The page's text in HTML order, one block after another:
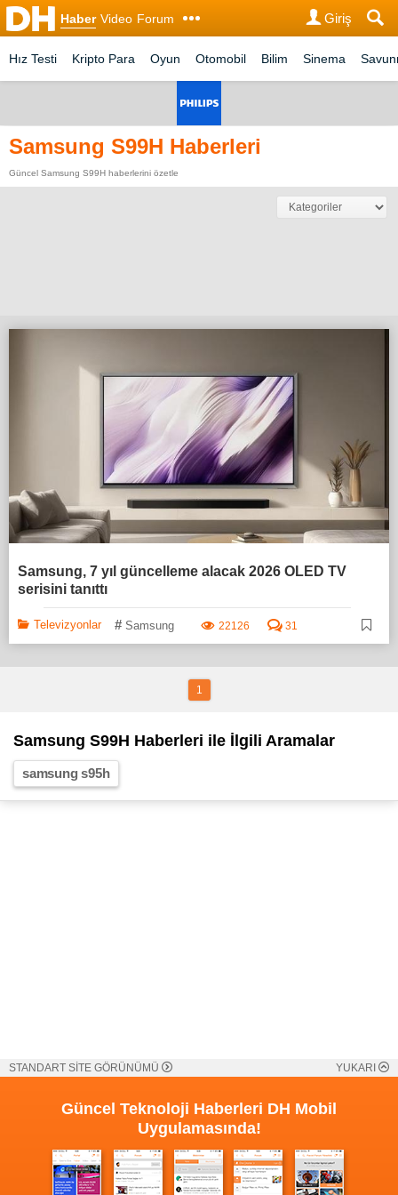
Haber Video Forum Giriş
Hız Testi Kripto Para Oyun Otomobil Bilim Sinema
Samsung S99H Haberleri
Güncel Samsung S99H haberlerini özetle
Samsung, 7 yıl güncelleme alacak 2026 OLED TV
serisini tanıttı
Televizyonlar # Samsung 22126 31
1
Samsung S99H Haberleri ile İlgili Aramalar
samsung s95h
STANDART SİTE GÖRÜNÜMÜ YUKARI
Güncel Teknoloji Haberleri DH Mobil
Uygulamasında!